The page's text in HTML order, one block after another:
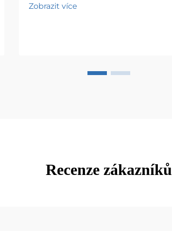
Zobrazit více
Recenze zákazníků